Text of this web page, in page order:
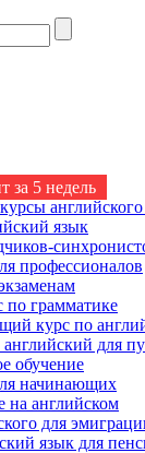
за 5 недель
английского
язык
профессионалов
по грамматике
курс по
для
обучение
начинающих
на английском
для
язык для